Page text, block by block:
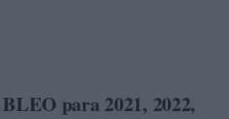
para 2021, 2022,